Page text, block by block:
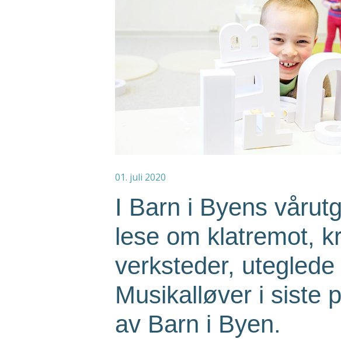
01. juli 2020
I Barn i Byens
lese om klatremot,
verksteder, uteglede
Musikalløver i siste
av Barn i Byen.